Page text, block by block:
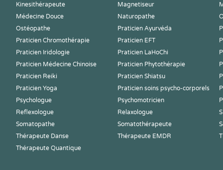
Kinesithérapeute
Magnetiseur
Médecine Douce
Naturopathe
Ostéopathe
Praticien Ayurvéda
Praticien Chromothérapie
Praticien EFT
Praticien Iridologie
Praticien LaHoChi
Praticien Médecine Chinoise
Praticien Phytothérapie
Praticien Reiki
Praticien Shiatsu
Praticien Yoga
Praticien soins psycho-corporels
Psychologue
Psychomotricien
Reflexologue
Relaxologue
Somatopathe
Somatothérapeute
Thérapeute Danse
Thérapeute EMDR
Thérapeute Quantique